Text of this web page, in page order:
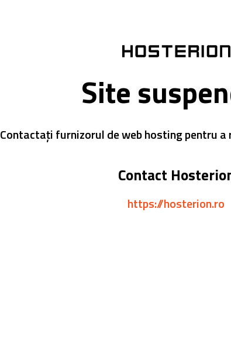
Site
Contactați furnizorul de web hosting pentru
Contact
https://hosterion.ro